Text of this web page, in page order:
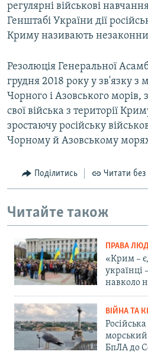
регулярні військові
Генштабі України дії
Криму називають
Резолюція Генеральної
грудня 2018 року у зв'язку з
Чорного і Азовського морів,
свої війська з території
зростаючу російську
Чорному й Азовському
Поділитись Читати без
Читайте також
ПРАВА
«Крим –
українці
навколо
ВІЙНА ТА
БпЛА до